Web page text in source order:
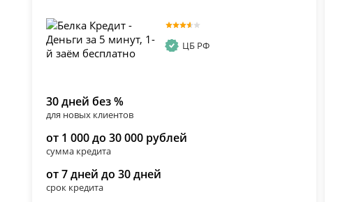
ЦБ РФ
30 дней без %
для новых клиентов
от 1 000 до 30 000 рублей
сумма кредита
от 7 дней до 30 дней
срок кредита